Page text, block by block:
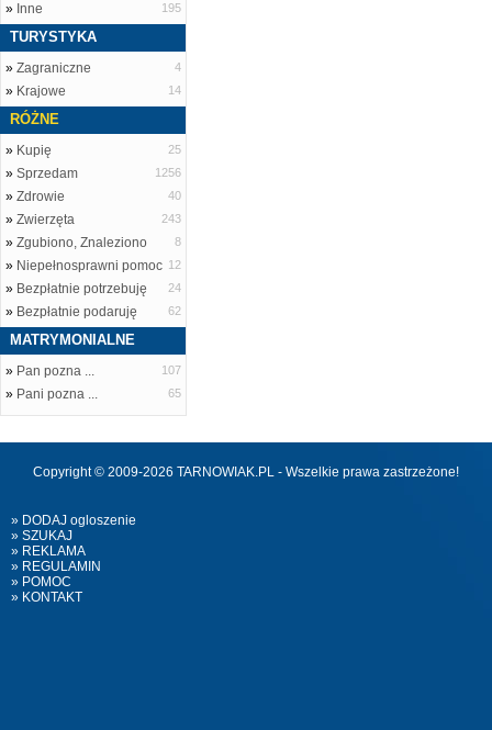
» Inne 195
TURYSTYKA
» Zagraniczne 4
» Krajowe 14
RÓŻNE
» Kupię 25
» Sprzedam 1256
» Zdrowie 40
» Zwierzęta 243
» Zgubiono, Znaleziono 8
» Niepełnosprawni pomoc 12
» Bezpłatnie potrzebuję 24
» Bezpłatnie podaruję 62
MATRYMONIALNE
» Pan pozna ... 107
» Pani pozna ... 65
Copyright © 2009-2026 TARNOWIAK.PL - Wszelkie prawa zastrzeżone!
» DODAJ ogloszenie
» SZUKAJ
» REKLAMA
» REGULAMIN
» POMOC
» KONTAKT